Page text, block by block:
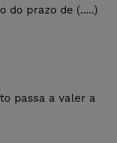
do prazo de (…..)
passa a valer a